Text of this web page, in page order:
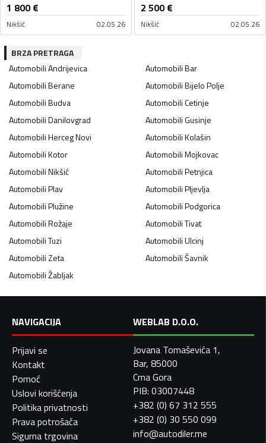
1 800€
Nikšić 02.05.26
2 500€
Nikšić 02.05.26
BRZA PRETRAGA
AutomobiliAndrijevica AutomobiliBar
AutomobiliBerane AutomobiliBijelo Polje
AutomobiliBudva AutomobiliCetinje
AutomobiliDanilovgrad AutomobiliGusinje
AutomobiliHerceg Novi AutomobiliKolašin
AutomobiliKotor AutomobiliMojkovac
AutomobiliNikšić AutomobiliPetnjica
AutomobiliPlav AutomobiliPljevlja
AutomobiliPlužine AutomobiliPodgorica
AutomobiliRožaje AutomobiliTivat
AutomobiliTuzi AutomobiliUlcinj
AutomobiliZeta AutomobiliŠavnik
AutomobiliŽabljak
NAVIGACIJA
Prijavi se
Kontakt
Pomoć
Uslovi korišćenja
Politika privatnosti
Prava potrošača
Sigurna trgovina
WEBLAB D.O.O.
Jovana Tomaševića 1,
Bar, 85000
Crna Gora
PIB: 03007448
+382 (0) 67 312 555
+382 (0) 30 550 099
info@autodiler.me